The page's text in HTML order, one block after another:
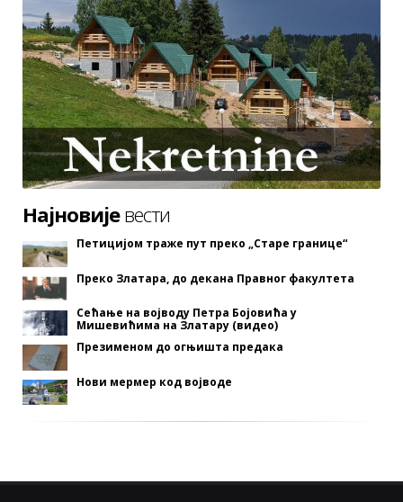
Најновијевести
Петицијом траже пут преко „Старе границе“
Преко Златара, до декана Правног факултета
Сећање на војводу Петра Бојовића у
Мишевићима на Златару (видео)
Презименом до огњишта предака
Нови мермер код војводе